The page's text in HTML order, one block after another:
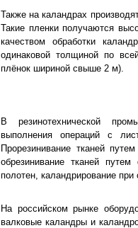
Также на каландрах
Такие пленки получаются
качеством обработки
одинаковой толщиной по
плёнок шириной свыше 2 м).
В резинотехнической
выполнения операций с
Прорезинивание тканей
обрезинивание тканей
полотен, каландрирование
На российском рынке
валковые каландры и